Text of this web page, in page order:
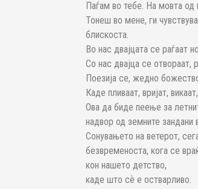
Паѓам во тебе. На мовта
Тонеш во мене, ги
блискоста.
Во нас двајцата се раѓаат
Со нас двајца се отвораат,
Поезија се, жедно
Каде пливаат, вријат,
Ова да биде пеење за
надвор од земните зандани
Сонувањето на ветерот,
безвременоста, кога се
кон нашето детство,
каде што сѐ е остварливо.